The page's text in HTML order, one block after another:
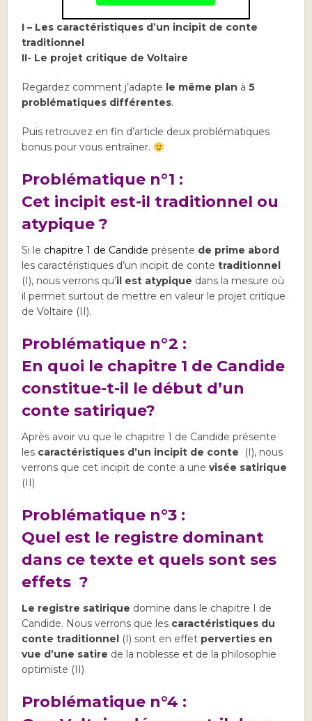
I – Les caractéristiques d’un incipit de conte
traditionnel
II- Le projet critique de Voltaire
Regardez comment j’adapte le même plan à5
problématiques différentes.
Puis retrouvez en fin d’article deux problématiques
bonus pour vous entraîner.
Problématique n°1 :
Cet incipit est-il traditionnel ou
atypique ?
Si le chapitre 1 de Candide présente de prime abord
les caractéristiques d’un incipit de contetraditionnel
(I), nous verrons qu’il est atypique dans la mesure où
il permet surtout de mettre en valeur le projet critique
de Voltaire (II).
Problématique n°2 :
En quoi le chapitre 1 de Candide
constitue-t-il le début d’un
conte satirique?
Après avoir vu que le chapitre 1 de Candide présente
les caractéristiques d’un incipit de conte (I), nous
verrons que cet incipit de conte a une visée satirique
(II)
Problématique n°3 :
Quel est le registre dominant
dans ce texte et quels sont ses
effets ?
Le registre satirique domine dans le chapitre I de
Candide. Nous verrons que les caractéristiques du
conte traditionnel
(I) sont en effet perverties en
vue d’une satire de la noblesse et de la philosophie
optimiste (II)
Problématique n°4 :